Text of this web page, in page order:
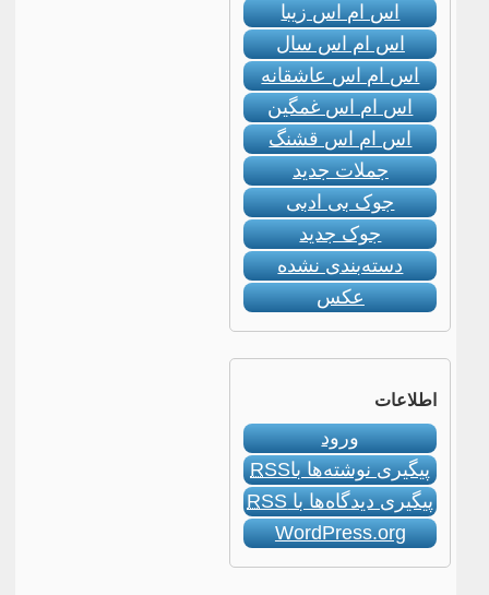
اس ام اس زیبا
اس ام اس سال
اس ام اس عاشقانه
اس ام اس غمگین
اس ام اس قشنگ
جملات جدید
جوک بی ادبی
جوک جدید
دسته‌بندی نشده
عکس
اطلاعات
ورود
پیگیری نوشته‌ها باRSS
پیگیری دیدگاه‌ها باRSS
WordPress.org